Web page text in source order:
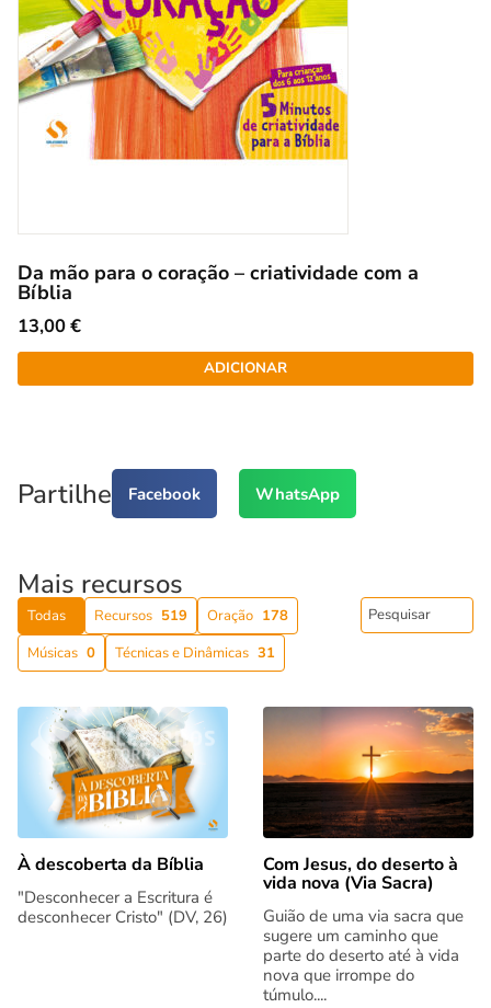
Da mão para o coração – criatividade com a
Bíblia
13,00€
ADICIONAR
Partilhe Facebook WhatsApp
Mais recursos
Todas Recursos 519 Oração 178
Músicas 0 Técnicas e Dinâmicas 31
À descoberta da Bíblia
"Desconhecer a Escritura é
desconhecer Cristo" (DV, 26)
Com Jesus, do deserto à
vida nova (Via Sacra)
Guião de uma via sacra que
sugere um caminho que
parte do deserto até à vida
nova que irrompe do
túmulo....